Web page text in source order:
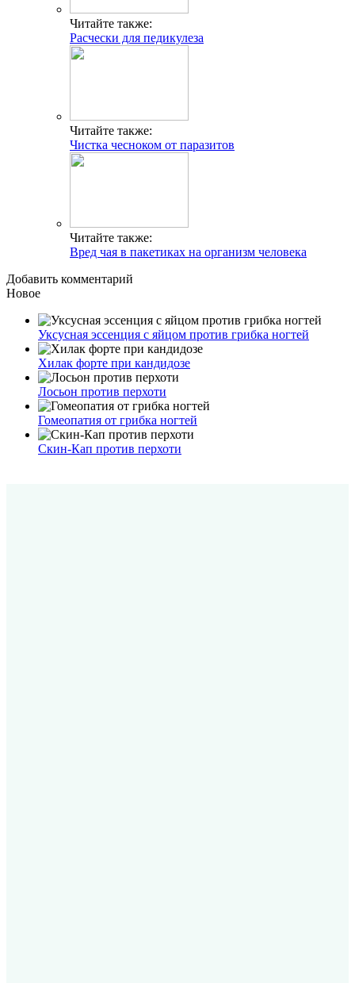
Читайте также:
Расчески для педикулеза
Читайте также:
Чистка чесноком от паразитов
Читайте также:
Вред чая в пакетиках на организм человека
Добавить комментарий
Новое
Уксусная эссенция с яйцом против грибка ногтей
Хилак форте при кандидозе
Лосьон против перхоти
Гомеопатия от грибка ногтей
Скин-Кап против перхоти